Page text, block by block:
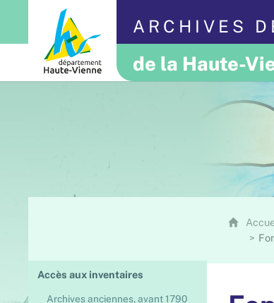
ARCHIVES
de la Haute-
Accès aux inventaires
Archives anciennes, avant 1790